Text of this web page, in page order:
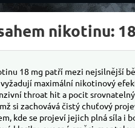
nikotinu:
18 mg patří mezi nejsilnější
maximální nikotinový
throat hit a pocit
si zachovává čistý chuťový
kde se projeví jejich plná síla i